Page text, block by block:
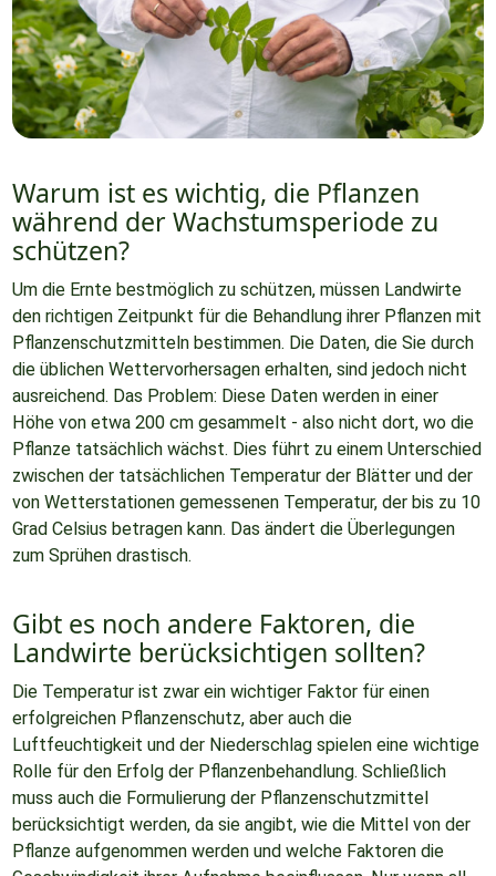
Warum ist es wichtig, die Pflanzen
während der Wachstumsperiode zu
schützen?
Um die Ernte bestmöglich zu schützen, müssen Landwirte
den richtigen Zeitpunkt für die Behandlung ihrer Pflanzen mit
Pflanzenschutzmitteln bestimmen. Die Daten, die Sie durch
die üblichen Wettervorhersagen erhalten, sind jedoch nicht
ausreichend. Das Problem: Diese Daten werden in einer
Höhe von etwa 200 cm gesammelt - also nicht dort, wo die
Pflanze tatsächlich wächst. Dies führt zu einem Unterschied
zwischen der tatsächlichen Temperatur der Blätter und der
von Wetterstationen gemessenen Temperatur, der bis zu 10
Grad Celsius betragen kann. Das ändert die Überlegungen
zum Sprühen drastisch.
Gibt es noch andere Faktoren, die
Landwirte berücksichtigen sollten?
Die Temperatur ist zwar ein wichtiger Faktor für einen
erfolgreichen Pflanzenschutz, aber auch die
Luftfeuchtigkeit und der Niederschlag spielen eine wichtige
Rolle für den Erfolg der Pflanzenbehandlung. Schließlich
muss auch die Formulierung der Pflanzenschutzmittel
berücksichtigt werden, da sie angibt, wie die Mittel von der
Pflanze aufgenommen werden und welche Faktoren die